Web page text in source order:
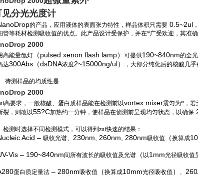
见分光光度计
的产品，应用液体的表面张力特性，样品体积只需要 0.5~2ul
管等耗材检测吸收值的优点。此产品设计受保护，并在*广受欢迎，其准
2000
高能量氙灯 （pulsed xenon flash lamp） 可提供190~840nm的全
达300Abs（dsDNA浓度2~15000ng/ul） ，大部分纯化后的核酸几
待测样品的均质性是
2000
高要求，一般核酸、蛋白质样品能在检测前以vortex mixer震匀为*，若
裂，则改以55?C加热约一分钟，使样品在侦测前呈现均匀状态，以确保
检测时选择不同检测模式，可以得到zui快速的结果：
Acid – 吸收光谱、 230nm, 260nm, 280nm吸收值 （换算成
Vis – 190~840nm间所有波长的吸收值及光谱 （ 以1mm光径吸收值
蛋白质定量法 – 280nm吸收值 （换算成10mm光径吸收值 ） 、